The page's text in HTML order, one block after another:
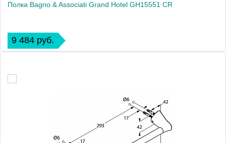
Полка Bagno & Associati Grand Hotel GH15551 CR
9 484 руб.